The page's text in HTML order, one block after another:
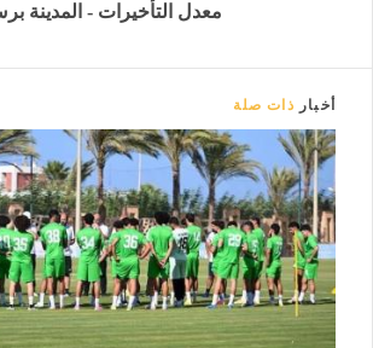
معدل التأخيرات - المدينة
أخبار ذات صلة